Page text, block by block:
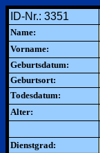
ID-Nr.: 3351
Name:
Vorname:
Geburtsdatum:
Geburtsort:
Todesdatum:
Alter:
Dienstgrad: